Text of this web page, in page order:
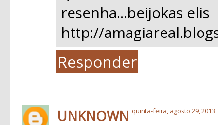
resenha...beijokas elis
http://
Responder
UNKNOWN quinta-feira, agosto 29, 2013